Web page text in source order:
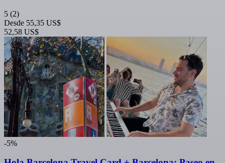
5 (2)
Desde 55,35 US$
52,58 US$
-5%